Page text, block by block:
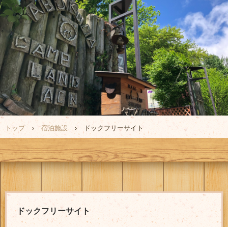
トップ › 宿泊施設 › ドックフリーサイト
ドックフリーサイト